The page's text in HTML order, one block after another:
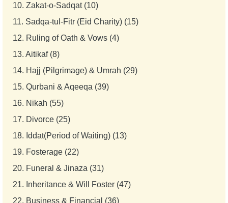
10. Zakat-o-Sadqat (10)
11. Sadqa-tul-Fitr (Eid Charity) (15)
12. Ruling of Oath & Vows (4)
13. Aitikaf (8)
14. Hajj (Pilgrimage) & Umrah (29)
15. Qurbani & Aqeeqa (39)
16. Nikah (55)
17. Divorce (25)
18. Iddat(Period of Waiting) (13)
19. Fosterage (22)
20. Funeral & Jinaza (31)
21. Inheritance & Will Foster (47)
22. Business & Financial (36)